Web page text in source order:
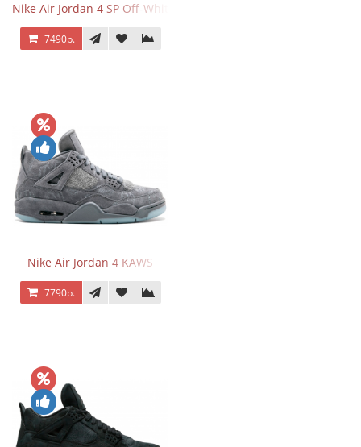
Nike Air Jordan 4 SP Off-White Sail
7490р.
Nike Air Jordan 4 KAWS
7790р.